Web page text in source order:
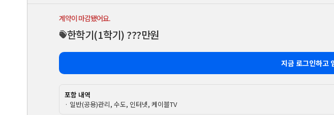
계약이 마감됐어요.
한학기(1학기) ???만원
지금 로그인하고
포함 내역
· 일반(공용)관리, 수도, 인터넷, 케이블TV